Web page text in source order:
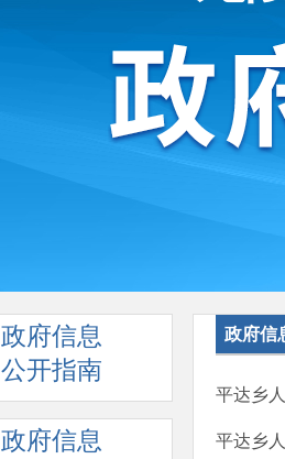
政府信息
公开指南
政府信息
政府信
平达乡
平达乡